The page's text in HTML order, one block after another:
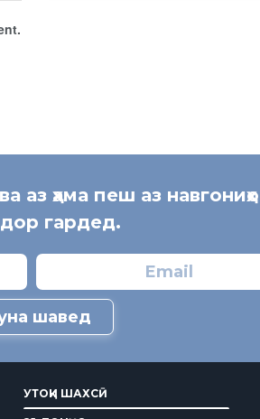
аз ҳама пеш аз навгониҳо
гардед.
шавед
УТОҚИ ШАХСӢ